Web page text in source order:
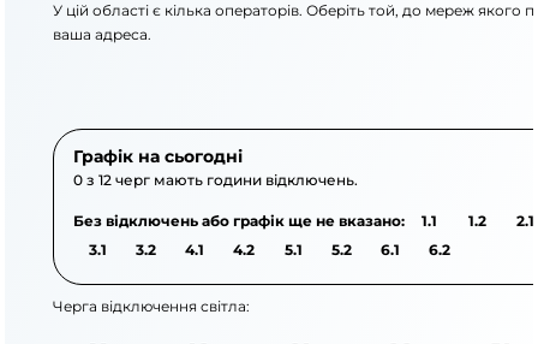
У цій області є кілька операторів. Оберіть той, до мереж якого
ваша адреса.
Графік на сьогодні
0 з 12 черг мають години відключень.
Без відключень або графік ще не вказано: 1.1 1.2
2.1
3.1
3.2 4.1 4.2 5.1 5.2 6.1 6.2
Черга відключення світла: